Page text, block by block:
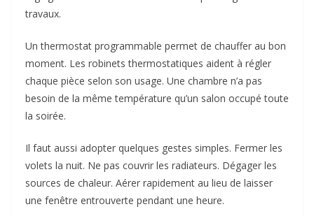
travaux.
Un thermostat programmable permet de chauffer au bon
moment. Les robinets thermostatiques aident à régler
chaque pièce selon son usage. Une chambre n’a pas
besoin de la même température qu’un salon occupé toute
la soirée.
Il faut aussi adopter quelques gestes simples. Fermer les
volets la nuit. Ne pas couvrir les radiateurs. Dégager les
sources de chaleur. Aérer rapidement au lieu de laisser
une fenêtre entrouverte pendant une heure.